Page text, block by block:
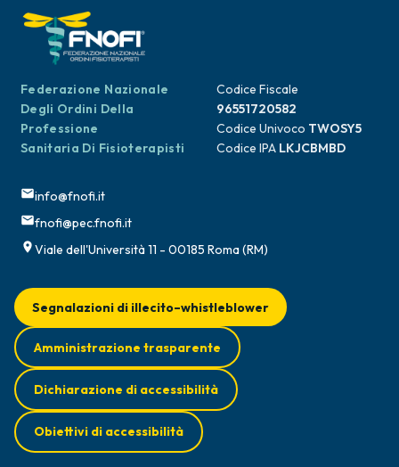
Federazione Nazionale
Degli Ordini Della
Professione
Sanitaria Di Fisioterapisti
Codice Fiscale
96551720582
Codice Univoco TWOSY5
Codice IPA LKJCBMBD
info@fnofi.it
fnofi@pec.fnofi.it
Viale dell'Università 11 - 00185 Roma (RM)
Segnalazioni di illecito–whistleblower
Amministrazione trasparente
Dichiarazione di accessibilità
Obiettivi di accessibilità